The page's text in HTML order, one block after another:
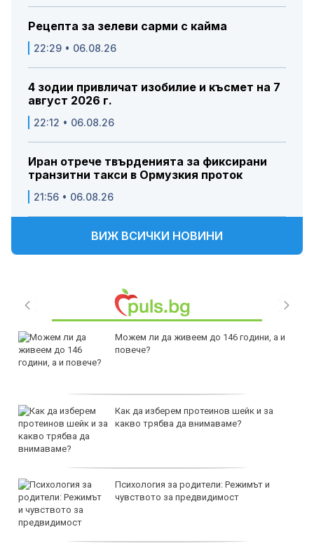
Рецепта за зелеви сарми с кайма
22:29 • 06.08.26
4 зодии привличат изобилие и късмет на 7
август 2026 г.
22:12 • 06.08.26
Иран отрече твърденията за фиксирани
транзитни такси в Ормузкия проток
21:56 • 06.08.26
ВИЖ ВСИЧКИ НОВИНИ
Можем ли да живеем до 146 години, а и
повече?
Как да изберем протеинов шейк и за
какво трябва да внимаваме?
Психология за родители: Режимът и
чувството за предвидимост